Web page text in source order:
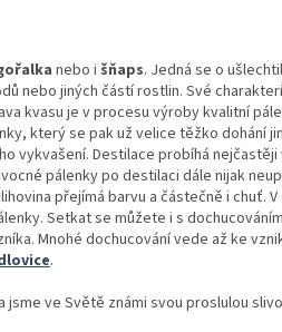
nebo i šňaps. Jedná se o
nebo jiných částí rostlin. Své
kvasu je v procesu výroby kvalitní
který se pak už velice těžko dohání
vykvašení. Destilace probíhá
pálenky po destilaci dále nijak
přejímá barvu a částečně i chuť.
Setkat se můžete i s
Mnohé dochucování vede až ke
.
ve Světě známi svou proslulou